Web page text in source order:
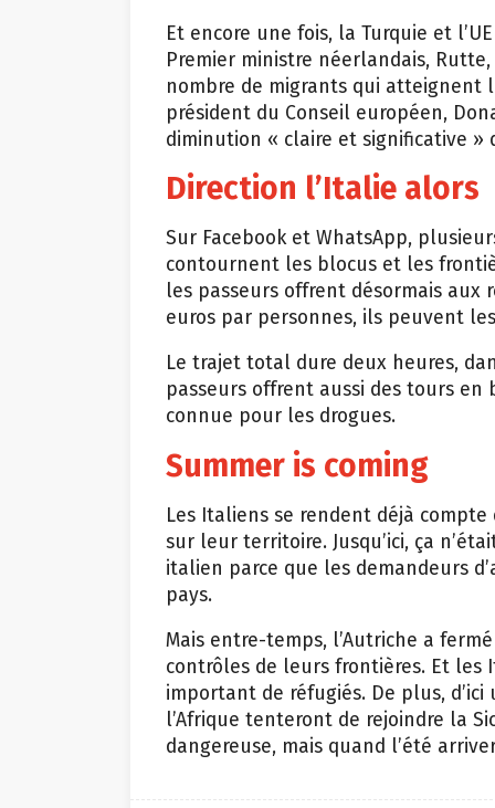
Et encore une fois, la Turquie et
Premier ministre néerlandais,
nombre de migrants qui atteignent
président du Conseil européen,
diminution « claire et significative »
Direction l’Italie alors
Sur Facebook et WhatsApp,
contournent les blocus et les
les passeurs offrent désormais aux
euros par personnes, ils peuvent
Le trajet total dure deux heures,
passeurs offrent aussi des tours
connue pour les drogues.
Summer is coming
Les Italiens se rendent déjà
sur leur territoire. Jusqu’ici, ça
italien parce que les demandeurs
pays.
Mais entre-temps, l’Autriche a
contrôles de leurs frontières. Et les
important de réfugiés. De plus,
l’Afrique tenteront de rejoindre la
dangereuse, mais quand l’été